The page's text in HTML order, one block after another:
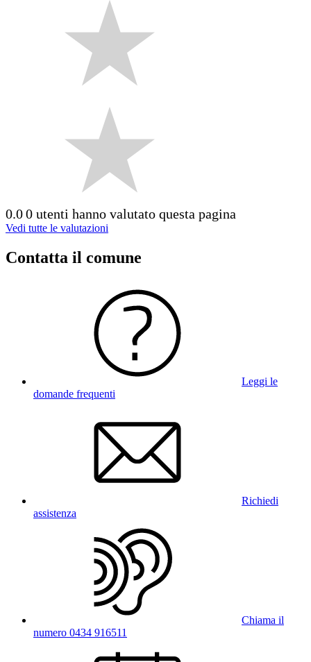
0.00 utenti hanno valutato questa pagina
Vedi tutte le valutazioni
Contatta il comune
Leggi le
domande frequenti
Richiedi
assistenza
Chiama il
numero 0434 916511